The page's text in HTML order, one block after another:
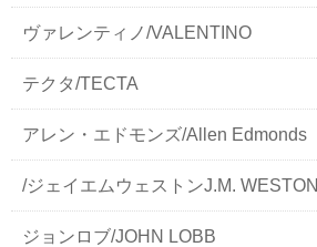
ヴァレンティノ/VALENTINO
テクタ/TECTA
アレン・エドモンズ/Allen Edmonds
/ジェイエムウェストンJ.M. WESTON
ジョンロブ/JOHN LOBB